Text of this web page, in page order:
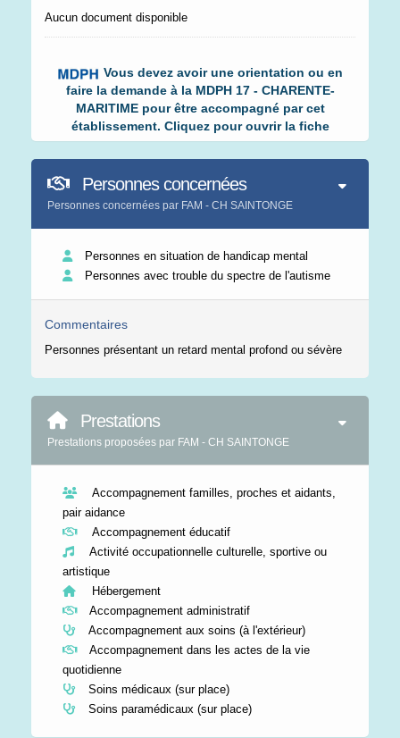
Aucun document disponible
Vous devez avoir une orientation ou en
faire la demande à la MDPH 17 - CHARENTE-
MARITIME pour être accompagné par cet
établissement. Cliquez pour ouvrir la fiche
Personnes concernées
Personnes concernées par FAM - CH SAINTONGE
Personnes en situation de handicap mental
Personnes avec trouble du spectre de l'autisme
Commentaires
Personnes présentant un retard mental profond ou sévère
Prestations
Prestations proposées par FAM - CH SAINTONGE
Accompagnement familles, proches et aidants,
pair aidance
Accompagnement éducatif
Activité occupationnelle culturelle, sportive ou
artistique
Hébergement
Accompagnement administratif
Accompagnement aux soins (à l'extérieur)
Accompagnement dans les actes de la vie
quotidienne
Soins médicaux (sur place)
Soins paramédicaux (sur place)